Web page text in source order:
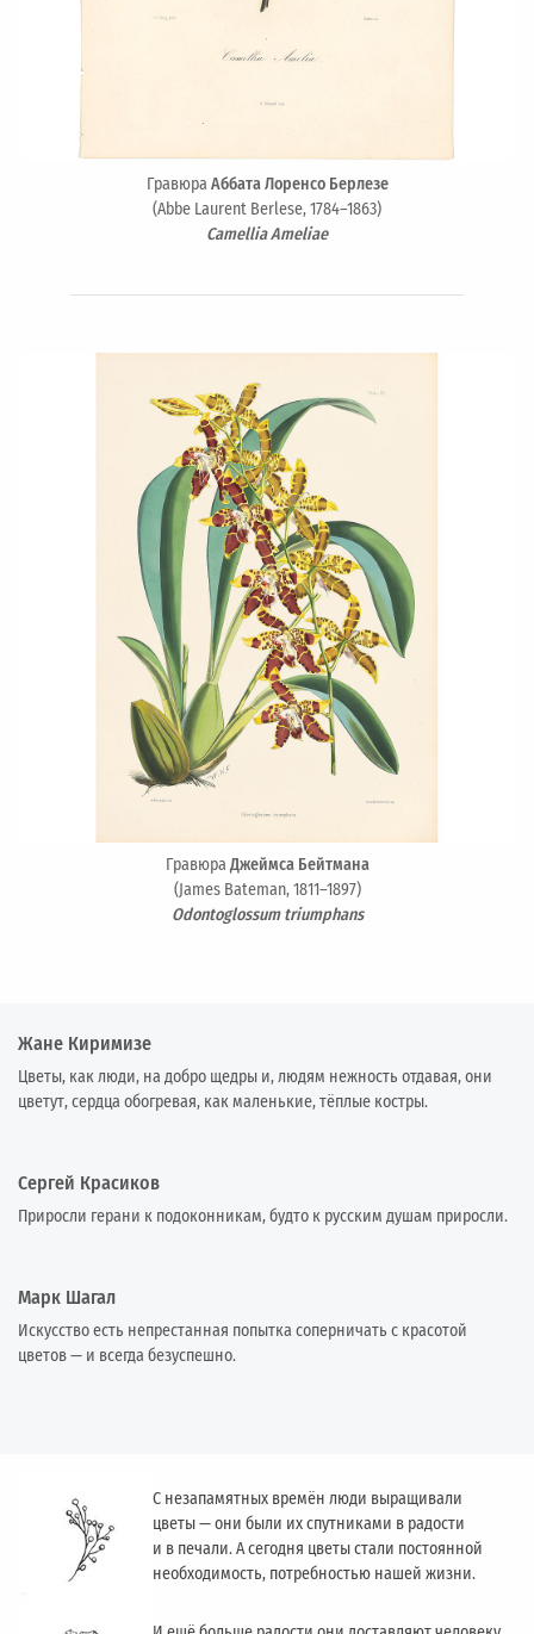
ГравюраАббата Лоренсо Берлезе
(Abbe Laurent Berlese, 1784–1863)
Camellia Ameliae
ГравюраДжеймса Бейтмана
(James Bateman, 1811–1897)
Odontoglossum triumphans
Жане Киримизе
Цветы, как люди, на добро щедры и, людям нежность отдавая, они
цветут, сердца обогревая, как маленькие, тёплые костры.
Сергей Красиков
Приросли герани к подоконникам, будто к русским душам приросли.
Марк Шагал
Искусство есть непрестанная попытка соперничать с красотой
цветов — и всегда безуспешно.
С незапамятных времён люди выращивали
цветы — они были их спутниками в радости
и в печали. А сегодня цветы стали постоянной
необходимость, потребностью нашей жизни.